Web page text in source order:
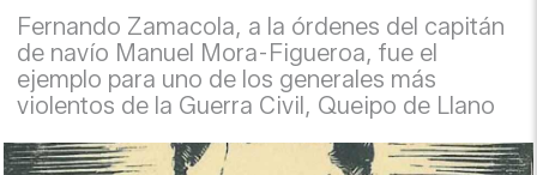
Fernando Zamacola, a la órdenes del capitán
de navío Manuel Mora-Figueroa, fue el
ejemplo para uno de los generales más
violentos de la Guerra Civil, Queipo de Llano